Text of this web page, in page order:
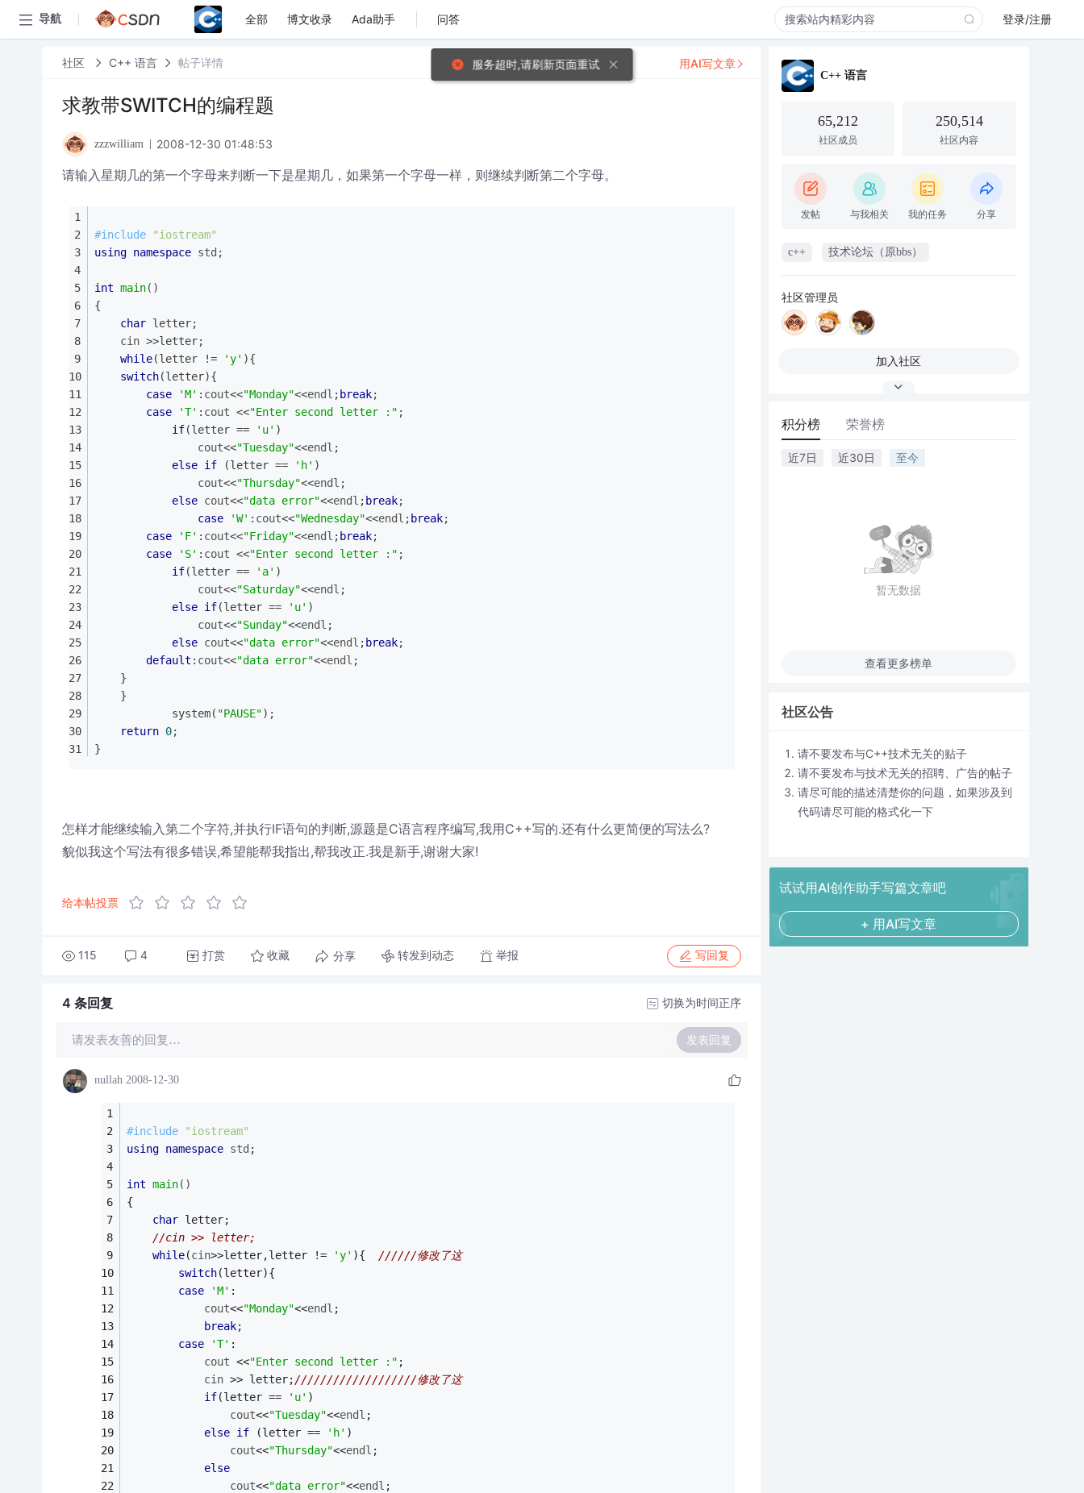
导航 全部 博文收录 Ada助手 问答 登录/注册
社区 C++ 语言 帖子详情
求教带SWITCH的编程题
zzzwilliam 2008-12-30 01:48:53
请输入星期几的第一个字母来判断一下是星期几，如果第一个字母一样，则继续判断第二个字母。
#include
"iostream"
using namespace std ;
int main()
{
char letter;
cin >>letter;
while(letter != 'y'
switch(letter){
case
'M' : cout<<"Monday"<<endl ; break;
case
'T' : cout <<"Enter second letter :" ;
if(letter == 'u' )
cout<<"Tuesday"<<endl ;
else if (letter == 'h' )
cout<<"Thursday"<<endl ;
else cout<<"data error"<<endl ; break;
case
'W' : cout<<"Wednesday"<<endl ; break;
case
'F' : cout<<"Friday"<<endl ; break;
case
'S' : cout <<"Enter second letter :" ;
if(letter == 'a' )
cout<<"Saturday"<<endl ;
else if(letter == 'u' )
cout<<"Sunday"<<endl ;
else cout<<"data error"<<endl ; break;
default : cout<<"data error"<<endl ;
	}
	}
			system(
"PAUSE");
return 0;
}
怎样才能继续输入第二个字符,并执行IF语句的判断,源题是C语言程序编写,我用C++写的.还有什么更简便的写法么?
貌似我这个写法有很多错误,希望能帮我指出,帮我改正.我是新手,谢谢大家!
给本帖投票
115 4 打赏 收藏 分享 转发到动态 举报 写回复
用AI写文章
4 条回复 切换为时间正序
请发表友善的回复… 发表回复
nullah 2008-12-30
#include
"iostream"
using namespace std ;
int main()
{
char letter;
//cin >> letter;
while(cin>>letter,letter != 'y' ){ //////修改了这
switch(letter){
case
'M' :
cout<<"Monday"<<endl ;
break;
case
'T' :
cout <<"Enter second letter :" ;
cin >> letter;///////////////////修改了这
if(letter == 'u' )
cout<<"Tuesday"<<endl ;
else if (letter == 'h' )
cout<<"Thursday"<<endl ;
else
cout<<"data error"<<endl ;
C++ 语言
65,212
社区成员
250,514
社区内容
发帖 与我相关 我的任务 分享
c++ 技术论坛（原bbs）
社区管理员
加入社区
积分榜 荣誉榜
近7日 近30日 至今
暂无数据
查看更多榜单
社区公告
请不要发布与C++技术无关的贴子
请不要发布与技术无关的招聘、广告的帖子
请尽可能的描述清楚你的问题，如果涉及到
代码请尽可能的格式化一下
试试用AI创作助手写篇文章吧
+ 用AI写文章
服务超时,请刷新页面重试